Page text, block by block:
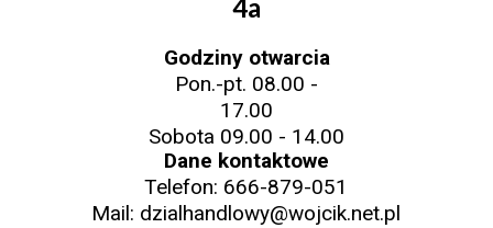
4a
Godziny otwarcia
Pon.-pt. 08.00 -
17.00
Sobota 09.00 - 14.00
Dane kontaktowe
Telefon: 666-879-051
Mail: dzialhandlowy@wojcik.net.pl